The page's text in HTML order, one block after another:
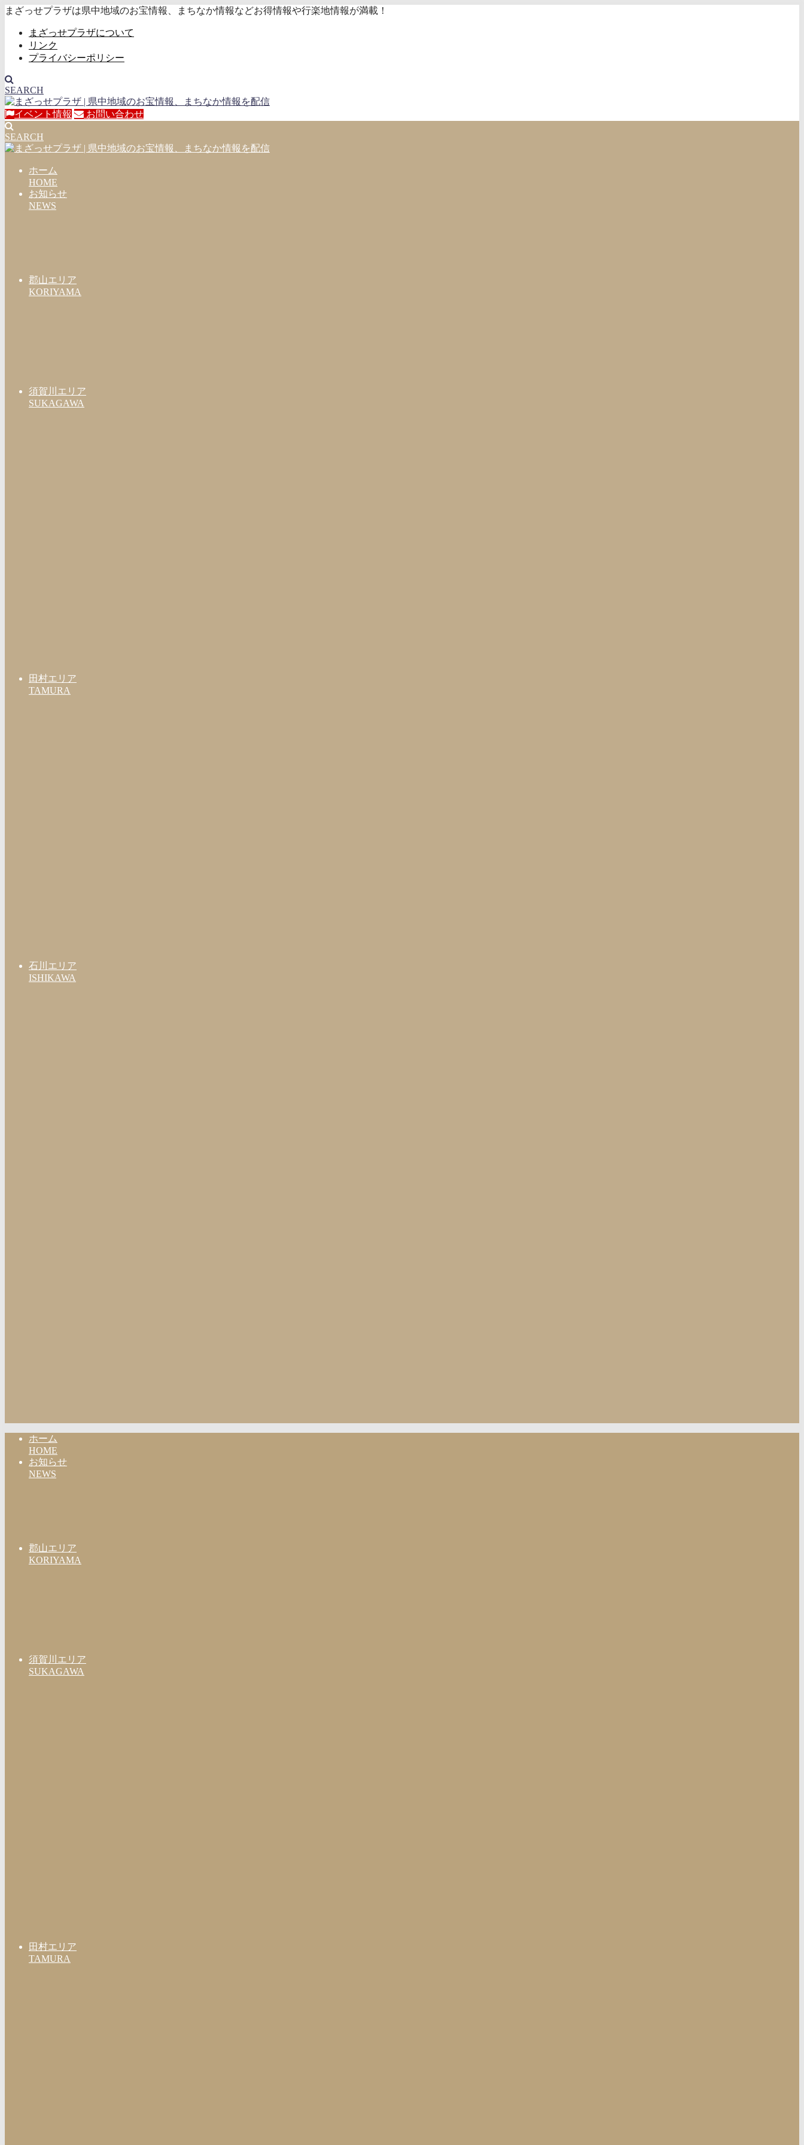
まざっせプラザは県中地域のお宝情報、まちなか情報などお得情報や行楽地情報が満載！
まざっせプラザについて
リンク
プライバシーポリシー
SEARCH
イベント情報 お問い合わせ
SEARCH
ホーム
HOME
お知らせ
NEWS
郡山エリア
KORIYAMA
須賀川エリア
SUKAGAWA
田村エリア
TAMURA
石川エリア
ISHIKAWA
ホーム
HOME
お知らせ
NEWS
郡山エリア
KORIYAMA
須賀川エリア
SUKAGAWA
田村エリア
TAMURA